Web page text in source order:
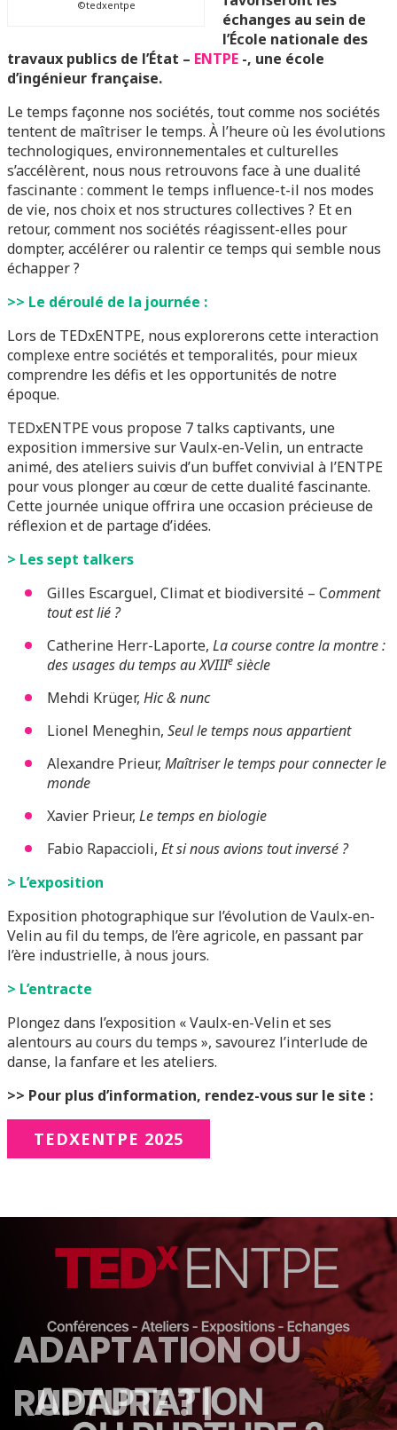
©tedxentpe
échanges au sein de
l’École nationale des
travaux publics de l’État – ENTPE -, une école
d’ingénieur française.
Le temps façonne nos sociétés, tout comme nos sociétés
tentent de maîtriser le temps. À l’heure où les évolutions
technologiques, environnementales et culturelles
s’accélèrent, nous nous retrouvons face à une dualité
fascinante : comment le temps influence-t-il nos modes
de vie, nos choix et nos structures collectives ? Et en
retour, comment nos sociétés réagissent-elles pour
dompter, accélérer ou ralentir ce temps qui semble nous
échapper ?
>> Le déroulé de la journée :
Lors de TEDxENTPE, nous explorerons cette interaction
complexe entre sociétés et temporalités, pour mieux
comprendre les défis et les opportunités de notre
époque.
TEDxENTPE vous propose 7 talks captivants, une
exposition immersive sur Vaulx-en-Velin, un entracte
animé, des ateliers suivis d’un buffet convivial à l’ENTPE
pour vous plonger au cœur de cette dualité fascinante.
Cette journée unique offrira une occasion précieuse de
réflexion et de partage d’idées.
> Les sept talkers
Gilles Escarguel, Climat et biodiversité – Comment
tout est lié ?
Catherine Herr-Laporte, La course contre la montre :
des usages du temps au XVIIIe siècle
Mehdi Krüger, Hic & nunc
Lionel Meneghin, Seul le temps nous appartient
Alexandre Prieur, Maîtriser le temps pour connecter le
monde
Xavier Prieur, Le temps en biologie
Fabio Rapaccioli, Et si nous avions tout inversé ?
> L’exposition
Exposition photographique sur l’évolution de Vaulx-en-
Velin au fil du temps, de l’ère agricole, en passant par
l’ère industrielle, à nous jours.
> L’entracte
Plongez dans l’exposition « Vaulx-en-Velin et ses
alentours au cours du temps », savourez l’interlude de
danse, la fanfare et les ateliers.
>> Pour plus d’information, rendez-vous sur le site :
TEDXENTPE 2025
ADAPTATION OU
RUPTURE ? |